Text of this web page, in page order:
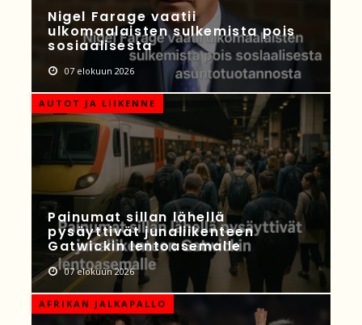
Nigel Farage vaatii
ulkomaalaisten sulkemista pois
sosiaalisesta
07 elokuun 2026
AUTOT JA LIIKENNE
Painumat sillan lähellä
pysäyttivät junaliikenteen
Gatwickin lentoasemalle
07 elokuun 2026
AFRIKAN JALKAPALLO